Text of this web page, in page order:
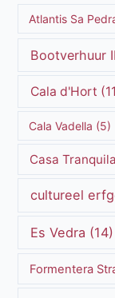
Atlantis Sa
Bootverhuur
Cala d'Hort
Cala Vadella (5)
Casa Tranquila
cultureel
Es Vedra (14)
Formentera